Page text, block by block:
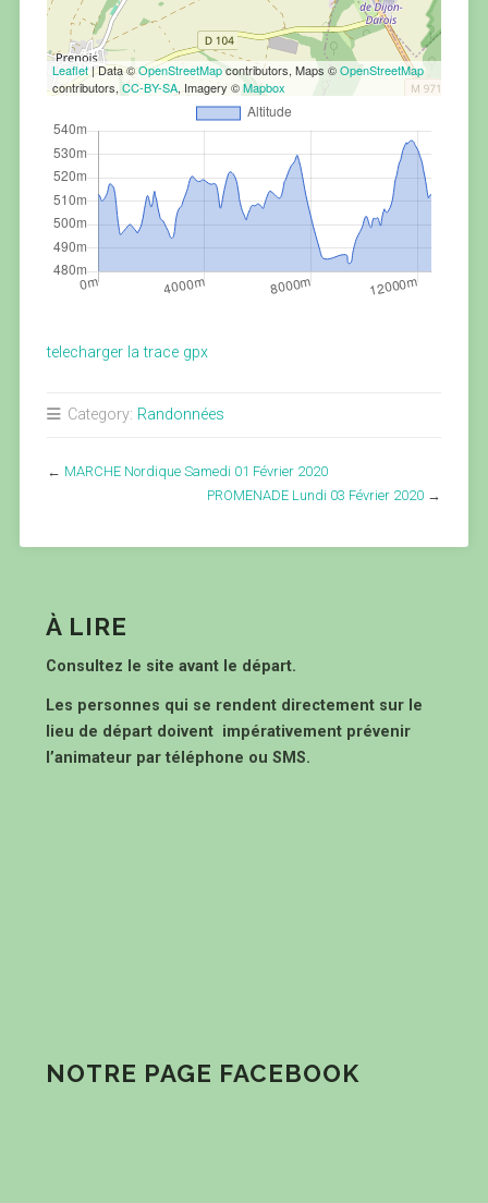
Leaflet| Data ©OpenStreetMapcontributors, Maps ©OpenStreetMap
contributors, CC-BY-SA, Imagery ©Mapbox
telecharger la trace gpx
Category: Randonnées
← MARCHE Nordique Samedi 01 Février 2020
PROMENADE Lundi 03 Février 2020 →
À LIRE
Consultez le site avant le départ.
Les personnes qui se rendent directement sur le
lieu de départ doivent impérativement prévenir
l’animateur par téléphone ou SMS.
NOTRE PAGE FACEBOOK